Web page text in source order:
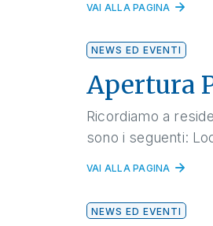
VAI ALLA PAGINA
NEWS ED EVENTI
Apertura
Ricordiamo a
sono i seguenti:
VAI ALLA PAGINA
NEWS ED EVENTI